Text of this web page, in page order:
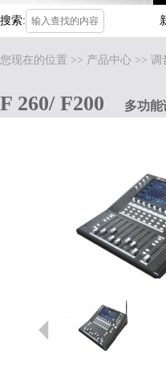
搜索:
您现在的位置 >> 产品中心 >> 调
F 260/ F200 多功能